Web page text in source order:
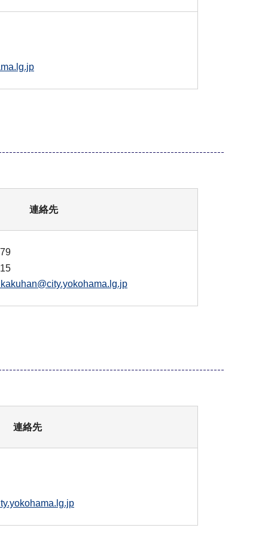
連絡先
連絡先